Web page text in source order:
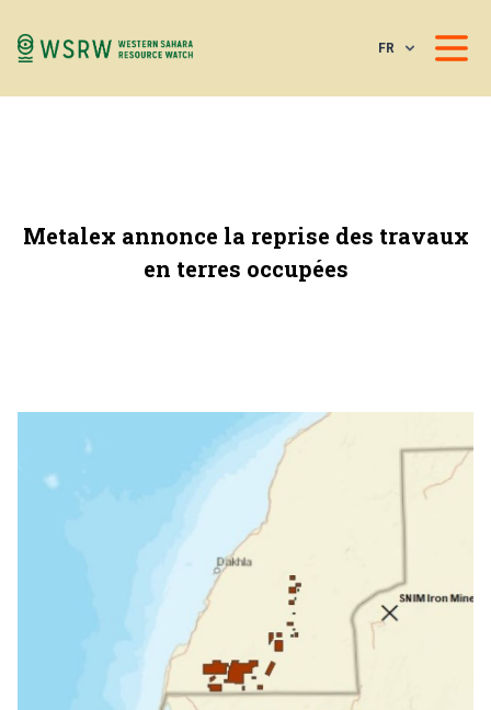
FR
Metalex annonce la reprise des travaux
en terres occupées